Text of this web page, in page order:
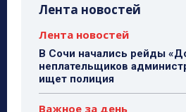
Лента новостей
Лента новостей
В Сочи начались рейды
неплательщиков
ищет полиция
Важное за день